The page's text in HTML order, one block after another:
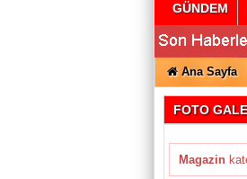
GÜNDEM
Ana Sayfa
FOTO
Magazin